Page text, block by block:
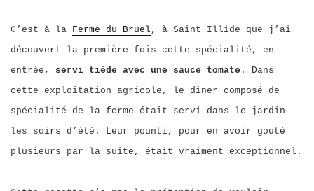
C’est à la Ferme du Bruel , à Saint Illide que j’ai
découvert la première fois cette spécialité, en
entrée, servi tiède avec une sauce tomate . Dans
cette exploitation agricole, le diner composé de
spécialité de la ferme était servi dans le jardin
les soirs d’été. Leur pounti, pour en avoir gouté
plusieurs par la suite, était vraiment exceptionnel.